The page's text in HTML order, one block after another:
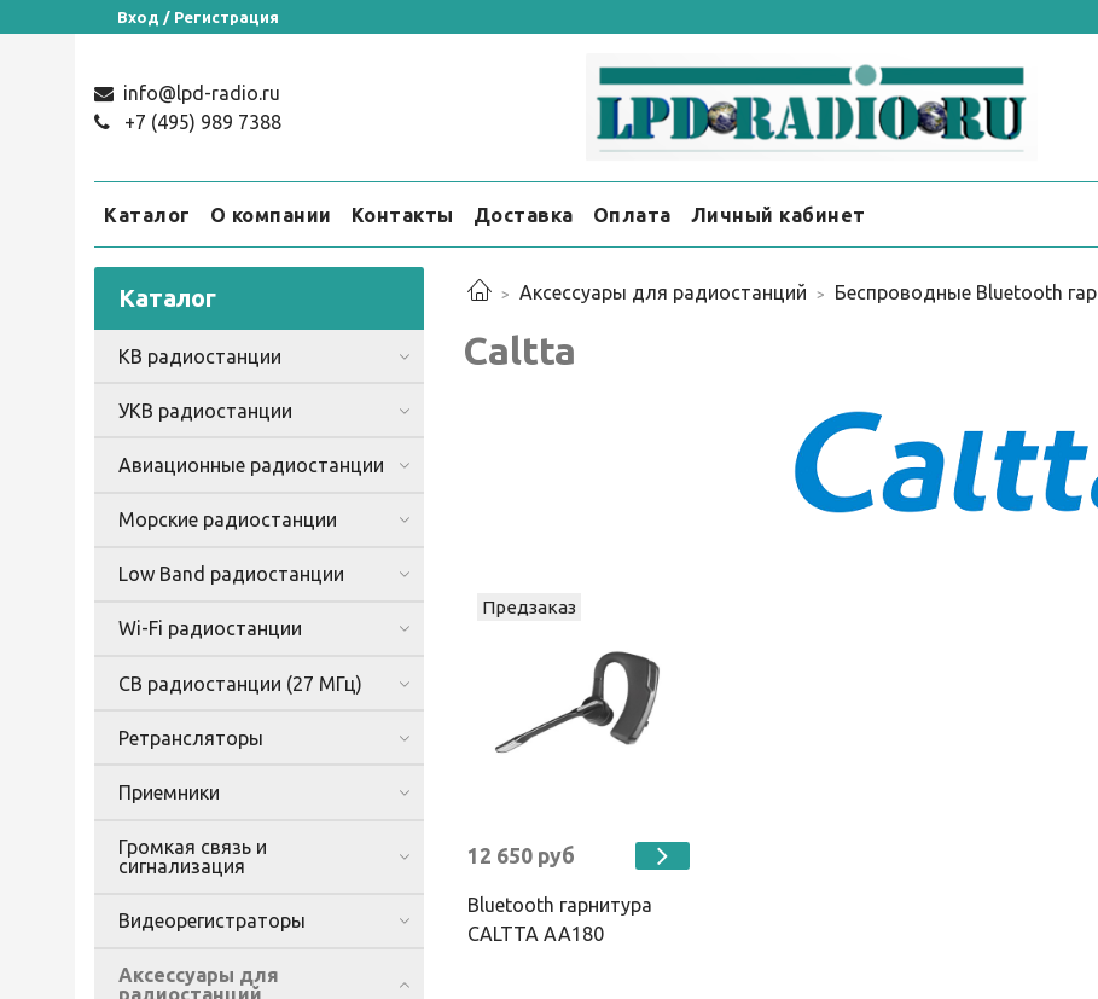
Вход / Регистрация
info@lpd-radio.ru
+7 (495) 989 7388
Каталог О компании Контакты Доставка Оплата Личный кабинет
Аксессуары для радиостанций Беспроводные Bluetooth
Caltta
Предзаказ
12 650 руб
Bluetooth гарнитура
CALTTA AA180
Каталог
КВ радиостанции
УКВ радиостанции
Авиационные радиостанции
Морские радиостанции
Low Band радиостанции
Wi-Fi радиостанции
CB радиостанции (27 МГц)
Ретрансляторы
Приемники
Громкая связь и
сигнализация
Видеорегистраторы
Аксессуары для
радиостанций